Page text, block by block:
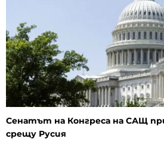
Сенатът на Конгреса на САЩ
срещу Русия